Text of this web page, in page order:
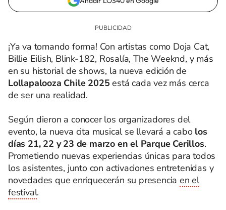
¡Ya va tomando forma! Con artistas como Doja Cat,
Billie Eilish, Blink-182, Rosalía, The Weeknd, y más
en su historial de shows, la nueva edición de
Lollapalooza Chile 2025está cada vez más cerca
de ser una realidad.
Según dieron a conocer los organizadores del
evento, la nueva cita musical se llevará a cabo los
días 21, 22 y 23 de marzo en el Parque Cerillos.
Prometiendo nuevas experiencias únicas para todos
los asistentes, junto con activaciones entretenidas y
novedades que enriquecerán su presencia en el
festival.